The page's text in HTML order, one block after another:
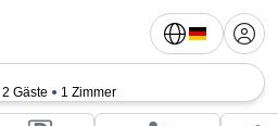
2 Gäste 1 Zimmer